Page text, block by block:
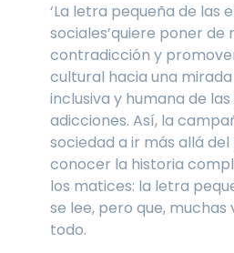
‘La letra pequeña de las
sociales’quiere poner de
contradicción y
cultural hacia una
inclusiva y humana de
adicciones. Así, la
sociedad a ir más allá del
conocer la historia
los matices: la letra
se lee, pero que, muchas
todo.